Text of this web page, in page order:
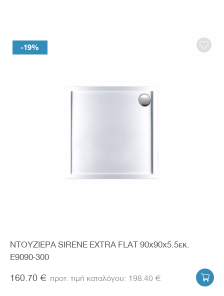
-19%
ΝΤΟΥΖΙΕΡΑ SIRENE EXTRA FLAT 90x90x5.5εκ.
E9090-300
160.70 € 198.40 € 